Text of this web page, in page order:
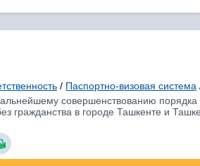
/ Паспортно-визовая система
совершенствованию порядка
гражданства в городе Ташкенте и